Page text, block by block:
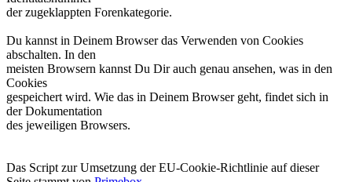
der zugeklappten Forenkategorie.
Du kannst in Deinem Browser das Verwenden von Cookies
abschalten. In den
meisten Browsern kannst Du Dir auch genau ansehen, was in den
Cookies
gespeichert wird. Wie das in Deinem Browser geht, findet sich in
der Dokumentation
des jeweiligen Browsers.
Das Script zur Umsetzung der EU-Cookie-Richtlinie auf dieser